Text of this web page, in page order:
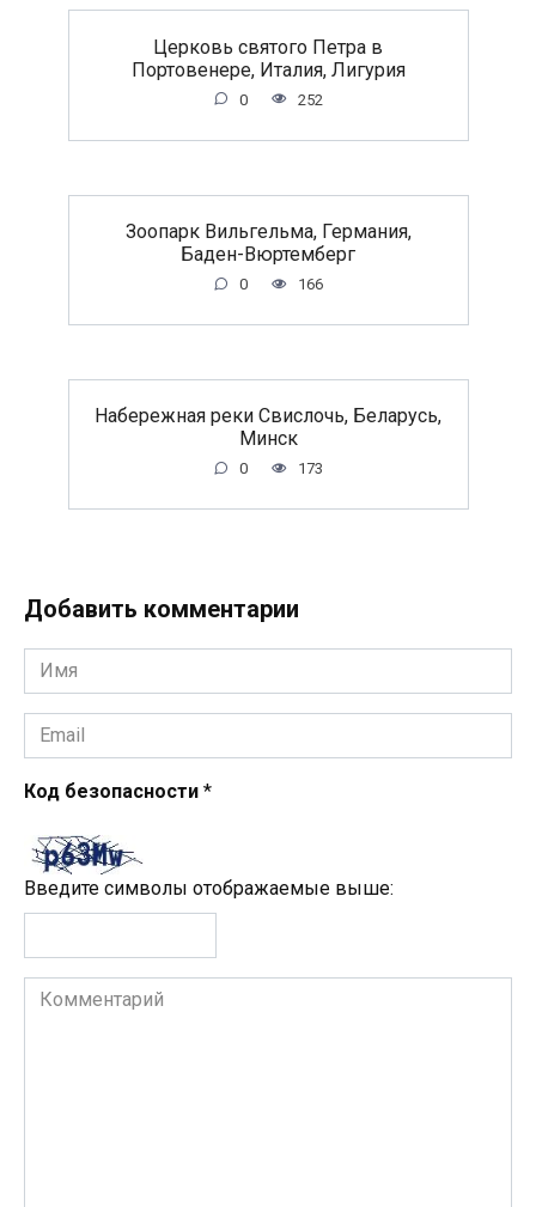
Церковь святого Петра в
Портовенере, Италия, Лигурия
0 252
Зоопарк Вильгельма, Германия,
Баден-Вюртемберг
0 166
Набережная реки Свислочь, Беларусь,
Минск
0 173
Добавить комментарии
Имя
*
Email
*
Код безопасности *
Введите символы отображаемые выше:
Комментарий